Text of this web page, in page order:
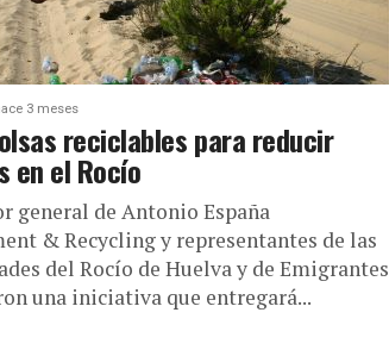
3 meses
reciclables para reducir
en el Rocío
general de Antonio España
& Recycling y representantes de las
del Rocío de Huelva y de Emigrantes
una iniciativa que entregará...